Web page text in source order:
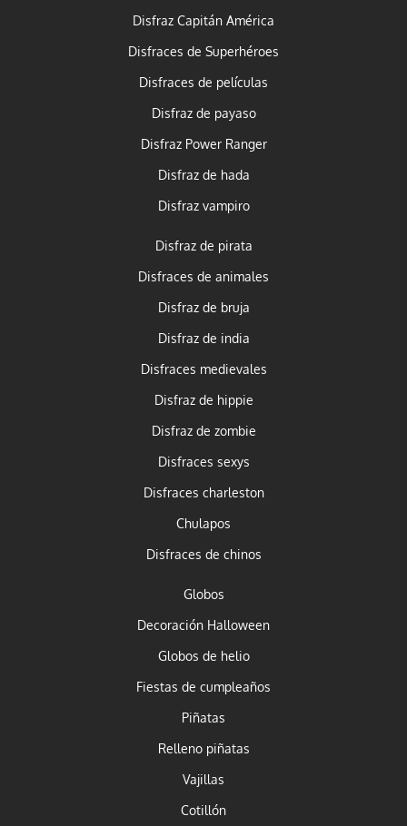
Disfraz Capitán América
Disfraces de Superhéroes
Disfraces de películas
Disfraz de payaso
Disfraz Power Ranger
Disfraz de hada
Disfraz vampiro
Disfraz de pirata
Disfraces de animales
Disfraz de bruja
Disfraz de india
Disfraces medievales
Disfraz de hippie
Disfraz de zombie
Disfraces sexys
Disfraces charleston
Chulapos
Disfraces de chinos
Globos
Decoración Halloween
Globos de helio
Fiestas de cumpleaños
Piñatas
Relleno piñatas
Vajillas
Cotillón